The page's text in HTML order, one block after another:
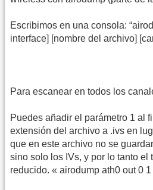
Escribimos en una consola:
interface] [nombre del archivo]
Para escanear en todos los
Puedes añadir el parámetro 1 al
extensión del archivo a .ivs en
que en este archivo no se
sino solo los IVs, y por lo tanto el
reducido. « airodump ath0 out 0 1